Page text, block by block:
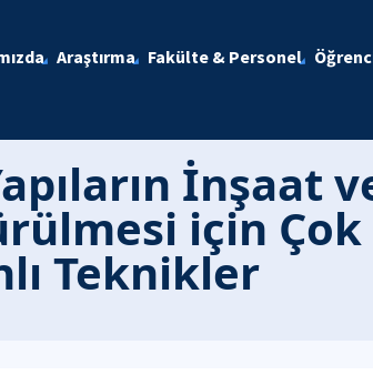
Araştırma Fakülte & Personel
İnşaat
için
Teknikler